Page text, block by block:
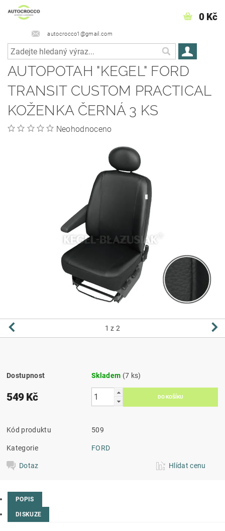
autocrocco1@gmail.com
0 Kč
AUTOPOTAH "KEGEL" FORD
TRANSIT CUSTOM PRACTICAL
KOŽENKA ČERNÁ 3 KS
Neohodnoceno
1 z 2
Dostupnost Skladem (7 ks)
549 Kč
Kód produktu 509
Kategorie FORD
Dotaz Hlídat cenu
POPIS
DISKUZE